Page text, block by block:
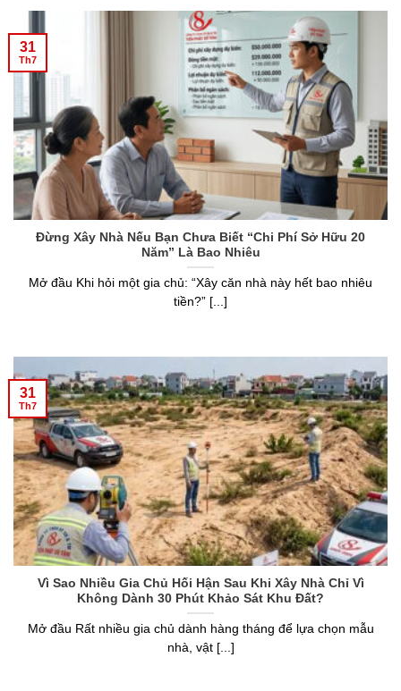
Đừng Xây Nhà Nếu Bạn Chưa Biết “Chi Phí Sở Hữu 20
Năm” Là Bao Nhiêu
Mở đầu Khi hỏi một gia chủ: “Xây căn nhà này hết bao nhiêu
tiền?” [...]
31
Th7
Vì Sao Nhiều Gia Chủ Hối Hận Sau Khi Xây Nhà Chỉ Vì
Không Dành 30 Phút Khảo Sát Khu Đất?
Mở đầu Rất nhiều gia chủ dành hàng tháng để lựa chọn mẫu
nhà, vật [...]
31
Th7